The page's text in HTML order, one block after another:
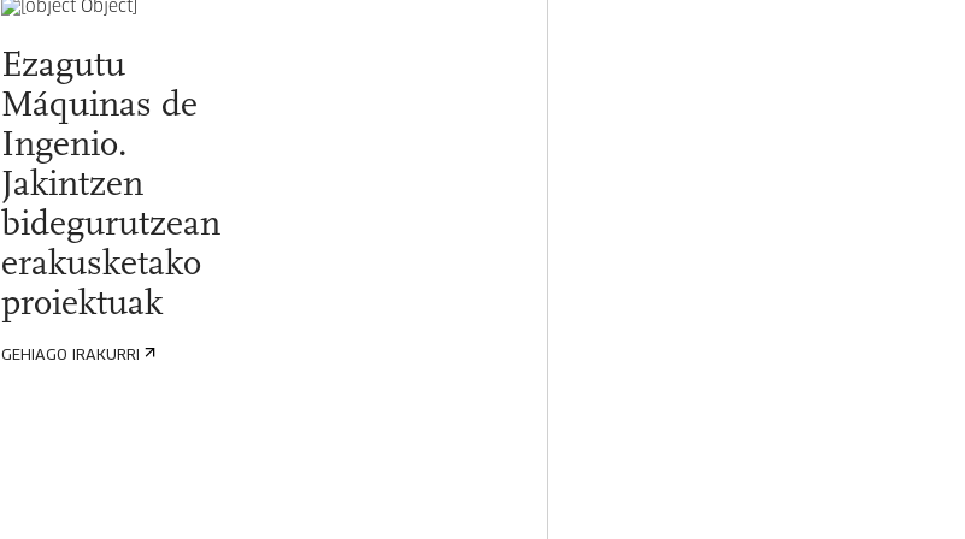
Ezagutu
Máquinas de
Ingenio.
Jakintzen
bidegurutzean
erakusketako
proiektuak
GEHIAGO IRAKURRI